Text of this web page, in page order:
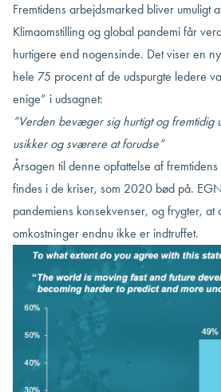
Fremtidens arbejdsmarked bliver umuligt
Klimaomstilling og global pandemi får
hurtigere end nogensinde. Det viser en
hele 75 procent af de udspurgte ledere
enige” i udsagnet:
”Verden bevæger sig hurtigt og fremtidig
usikker og sværere at forudse”
Årsagen til denne opfattelse af
findes i de kriser, som 2020 bød på.
pandemiens konsekvenser, og frygter, at
omkostninger endnu ikke er indtruffet.